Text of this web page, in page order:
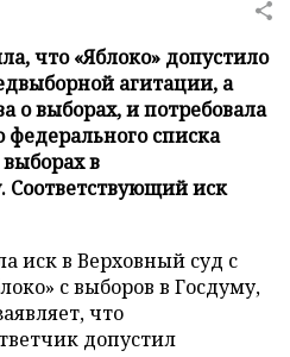
что «Яблоко» допустило
агитации, а
о выборах, и потребовала
списка
в
Соответствующий иск
иск в Верховный суд с
с выборов в Госдуму,
что
допустил